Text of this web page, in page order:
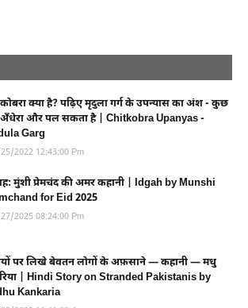
क्या है? पढ़िए मृदुला गर्ग के उपन्यास का अंश - कुछ
अँधेरा और पल सकता है | Chitkobra Upanyas -
Garg
2022 12:43:00 Pm
मुंशी प्रेमचंद की अमर कहानी | Idgah by Munshi
for Eid 2025
2025 08:24:00 Pm
पर लिखे बेवतन लोगों के अफ़साने — कहानी — मधु
| Hindi Story on Stranded Pakistanis by
Kankaria